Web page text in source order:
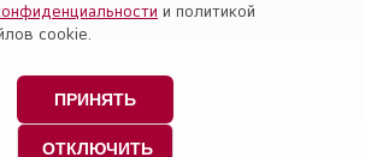
пользователей
и политикой
cookie.
ПРИНЯТЬ
ОТКЛЮЧИТЬ